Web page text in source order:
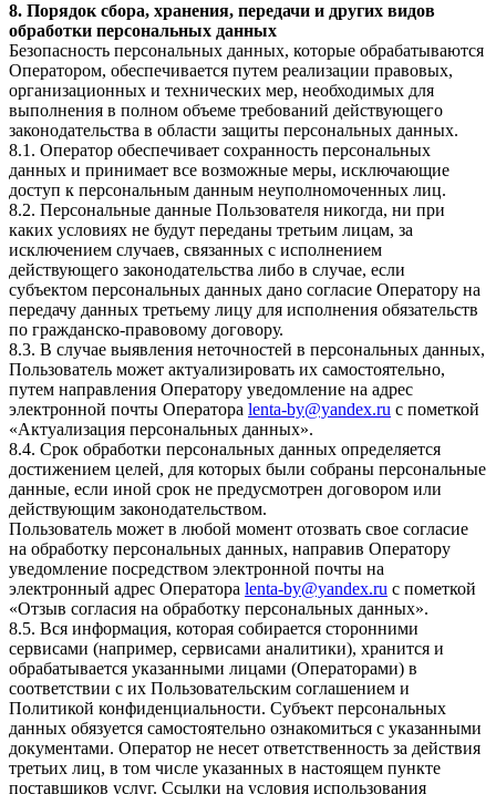
8. Порядок сбора, хранения, передачи и других видов
обработки персональных данных
Безопасность персональных данных, которые обрабатываются
Оператором, обеспечивается путем реализации правовых,
организационных и технических мер, необходимых для
выполнения в полном объеме требований действующего
законодательства в области защиты персональных данных.
8.1. Оператор обеспечивает сохранность персональных
данных и принимает все возможные меры, исключающие
доступ к персональным данным неуполномоченных лиц.
8.2. Персональные данные Пользователя никогда, ни при
каких условиях не будут переданы третьим лицам, за
исключением случаев, связанных с исполнением
действующего законодательства либо в случае, если
субъектом персональных данных дано согласие Оператору на
передачу данных третьему лицу для исполнения обязательств
по гражданско-правовому договору.
8.3. В случае выявления неточностей в персональных данных,
Пользователь может актуализировать их самостоятельно,
путем направления Оператору уведомление на адрес
электронной почты Оператора lenta-by@yandex.ru с пометкой
«Актуализация персональных данных».
8.4. Срок обработки персональных данных определяется
достижением целей, для которых были собраны персональные
данные, если иной срок не предусмотрен договором или
действующим законодательством.
Пользователь может в любой момент отозвать свое согласие
на обработку персональных данных, направив Оператору
уведомление посредством электронной почты на
электронный адрес Оператора lenta-by@yandex.ru с пометкой
«Отзыв согласия на обработку персональных данных».
8.5. Вся информация, которая собирается сторонними
сервисами (например, сервисами аналитики), хранится и
обрабатывается указанными лицами (Операторами) в
соответствии с их Пользовательским соглашением и
Политикой конфиденциальности. Субъект персональных
данных обязуется самостоятельно ознакомиться с указанными
документами. Оператор не несет ответственность за действия
третьих лиц, в том числе указанных в настоящем пункте
поставщиков услуг. Ссылки на условия использования